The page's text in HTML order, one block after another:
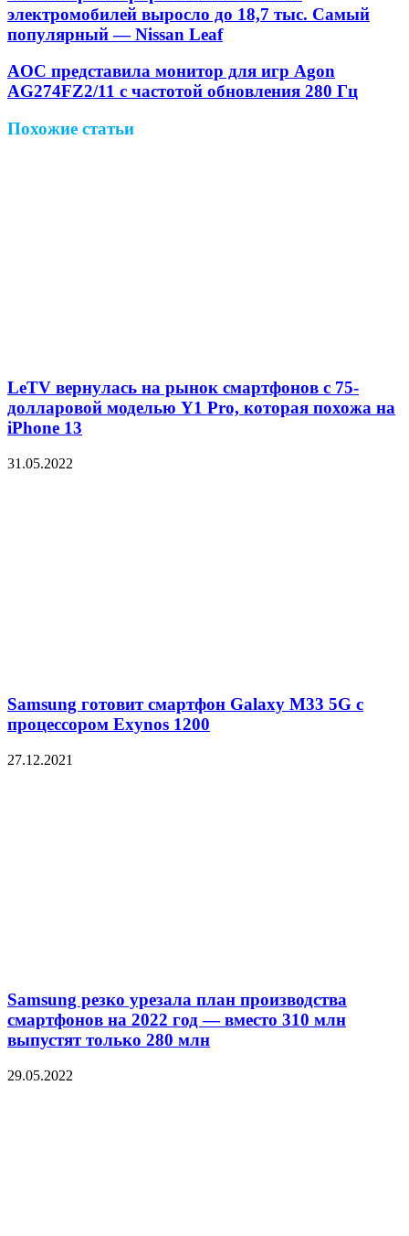
электронную
почту
электромобилей выросло до 18,7 тыс. Самый
популярный — Nissan Leaf
AOC представила монитор для игр Agon
AG274FZ2/11 с частотой обновления 280 Гц
Похожие статьи
LeTV вернулась на рынок смартфонов с 75-
долларовой моделью Y1 Pro, которая похожа на
iPhone 13
31.05.2022
Samsung готовит смартфон Galaxy M33 5G с
процессором Exynos 1200
27.12.2021
Samsung резко урезала план производства
смартфонов на 2022 год — вместо 310 млн
выпустят только 280 млн
29.05.2022